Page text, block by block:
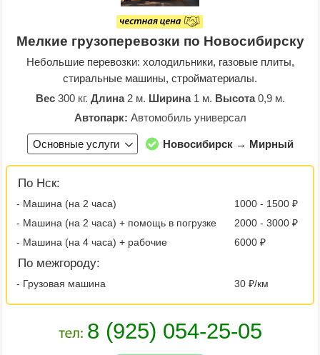
Мелкие грузоперевозки по Новосибирску
Небольшие перевозки: холодильники, газовые плиты,
стиральные машины, стройматериалы.
Вес300 кг. Длина2 м. Ширина1 м. Высота0,9 м.
Автопарк: Автомобиль универсал
Основные услуги Новосибирск → Мирный
По Нск:
- Машина (на 2 часа)
1000 - 1500 ₽
- Машина (на 2 часа) + помощь в погрузке
2000 - 3000 ₽
- Машина (на 4 часа) + рабочие
6000 ₽
По межгороду:
- Грузовая машина 30 ₽/км